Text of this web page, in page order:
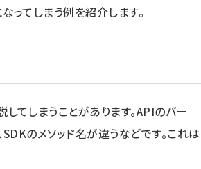
ってしまう例を紹介します。
てしまうことがあります。APIのバー
のメソッド名が違うなどです。これは